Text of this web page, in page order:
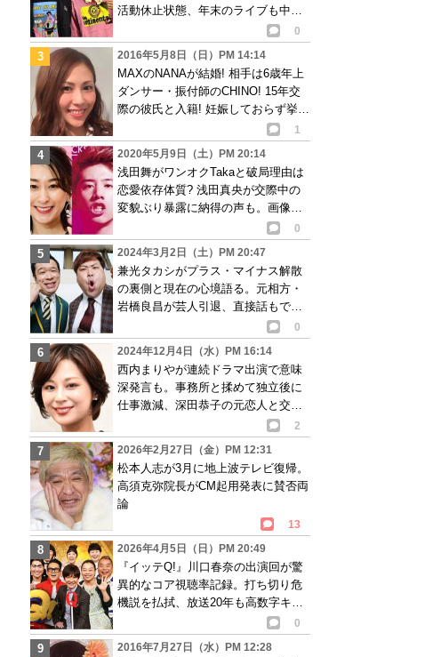
活動休止状態、年末のライブも中止
0
2016年5月8日（日）PM 14:14
MAXのNANAが結婚! 相手は6歳年上
ダンサー・振付師のCHINO! 15年交
際の彼氏と入籍! 妊娠しておらず挙
1
2020年5月9日（土）PM 20:14
浅田舞がワンオクTakaと破局理由は
恋愛依存体質? 浅田真央が交際中の
変貌ぶり暴露に納得の声も。画像あ
0
2024年3月2日（土）PM 20:47
兼光タカシがプラス・マイナス解散
の裏側と現在の心境語る。元相方・
岩橋良昌が芸人引退、直接話もでき
0
2024年12月4日（水）PM 16:14
西内まりやが連続ドラマ出演で意味
深発言も。事務所と揉めて独立後に
仕事激減、深田恭子の元恋人と交際
2
2026年2月27日（金）PM 12:31
松本人志が3月に地上波テレビ復帰。
高須克弥院長がCM起用発表に賛否両
論
13
2026年4月5日（日）PM 20:49
『イッテQ!』川口春奈の出演回が驚
異的なコア視聴率記録。打ち切り危
機説を払拭、放送20年も高数字キー
0
2016年7月27日（水）PM 12:28